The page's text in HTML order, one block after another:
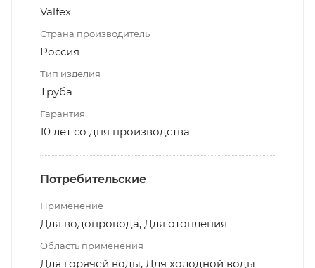
Valfex
Страна производитель
Россия
Тип изделия
Труба
Гарантия
10 лет со дня производства
Потребительские
Применение
Для водопровода, Для отопления
Область применения
Для горячей воды, Для холодной воды